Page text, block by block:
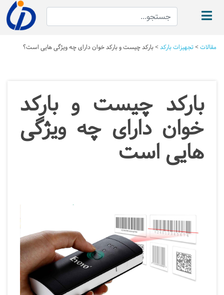
مقالات>تجهیزات بارکد>بارکد چیست و بارکد خوان دارای چه ویژگی هایی است؟
بارکد چیست و بارکد
خوان دارای چه ویژگی
هایی است